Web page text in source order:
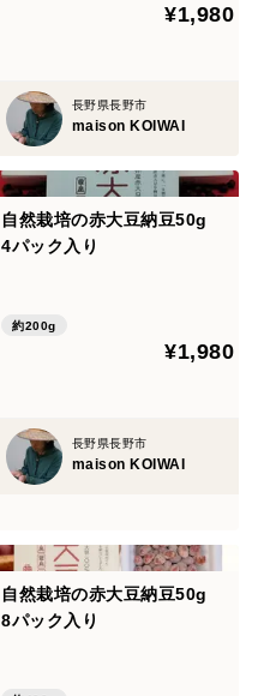
¥1,980
長野県長野市
maison KOIWAI
自然栽培の赤大豆納豆50g
4パック入り
約200g
¥1,980
長野県長野市
maison KOIWAI
自然栽培の赤大豆納豆50g
8パック入り